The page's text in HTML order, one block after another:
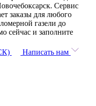
Сервис
заказы для любого
газели до
сейчас и заполните
Написать нам